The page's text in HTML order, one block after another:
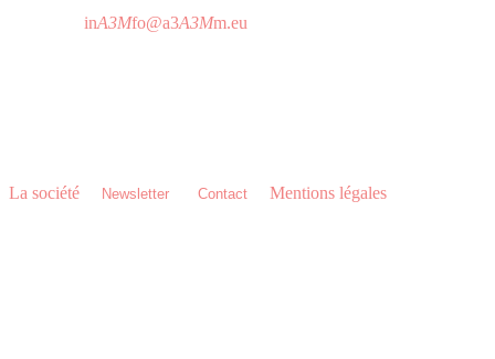
inA3Mfo@a3A3Mm.eu
La société
Mentions légales